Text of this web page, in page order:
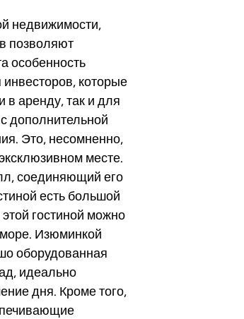
недвижимости,
позволяют
особенность
которые
в аренду, так и для
дополнительной
Это, несомненно,
месте.
соединяющий его
есть большой
гостиной можно
Изюминкой
оборудованная
идеально
дня. Кроме того,